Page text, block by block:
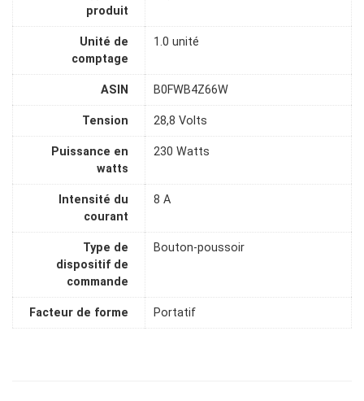
produit
Unité de
comptage
1.0 unité
ASIN B0FWB4Z66W
Tension 28,8 Volts
Puissance en
watts
230 Watts
Intensité du
courant
8 A
Type de
dispositif de
commande
Bouton-poussoir
Facteur de forme Portatif